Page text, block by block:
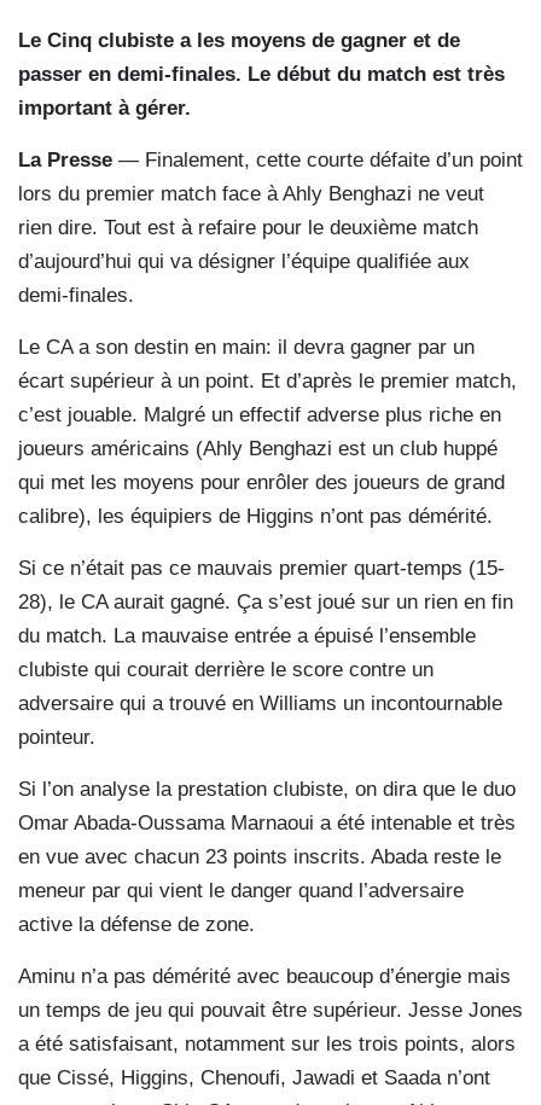
Le Cinq clubiste a les moyens de gagner et de
passer en demi-finales. Le début du match est très
important à gérer.
La Presse — Finalement, cette courte défaite d’un point
lors du premier match face à Ahly Benghazi ne veut
rien dire. Tout est à refaire pour le deuxième match
d’aujourd’hui qui va désigner l’équipe qualifiée aux
demi-finales.
Le CA a son destin en main: il devra gagner par un
écart supérieur à un point. Et d’après le premier match,
c’est jouable. Malgré un effectif adverse plus riche en
joueurs américains (Ahly Benghazi est un club huppé
qui met les moyens pour enrôler des joueurs de grand
calibre), les équipiers de Higgins n’ont pas démérité.
Si ce n’était pas ce mauvais premier quart-temps (15-
28), le CA aurait gagné. Ça s’est joué sur un rien en fin
du match. La mauvaise entrée a épuisé l’ensemble
clubiste qui courait derrière le score contre un
adversaire qui a trouvé en Williams un incontournable
pointeur.
Si l’on analyse la prestation clubiste, on dira que le duo
Omar Abada-Oussama Marnaoui a été intenable et très
en vue avec chacun 23 points inscrits. Abada reste le
meneur par qui vient le danger quand l’adversaire
active la défense de zone.
Aminu n’a pas démérité avec beaucoup d’énergie mais
un temps de jeu qui pouvait être supérieur. Jesse Jones
a été satisfaisant, notamment sur les trois points, alors
que Cissé, Higgins, Chenoufi, Jawadi et Saada n’ont